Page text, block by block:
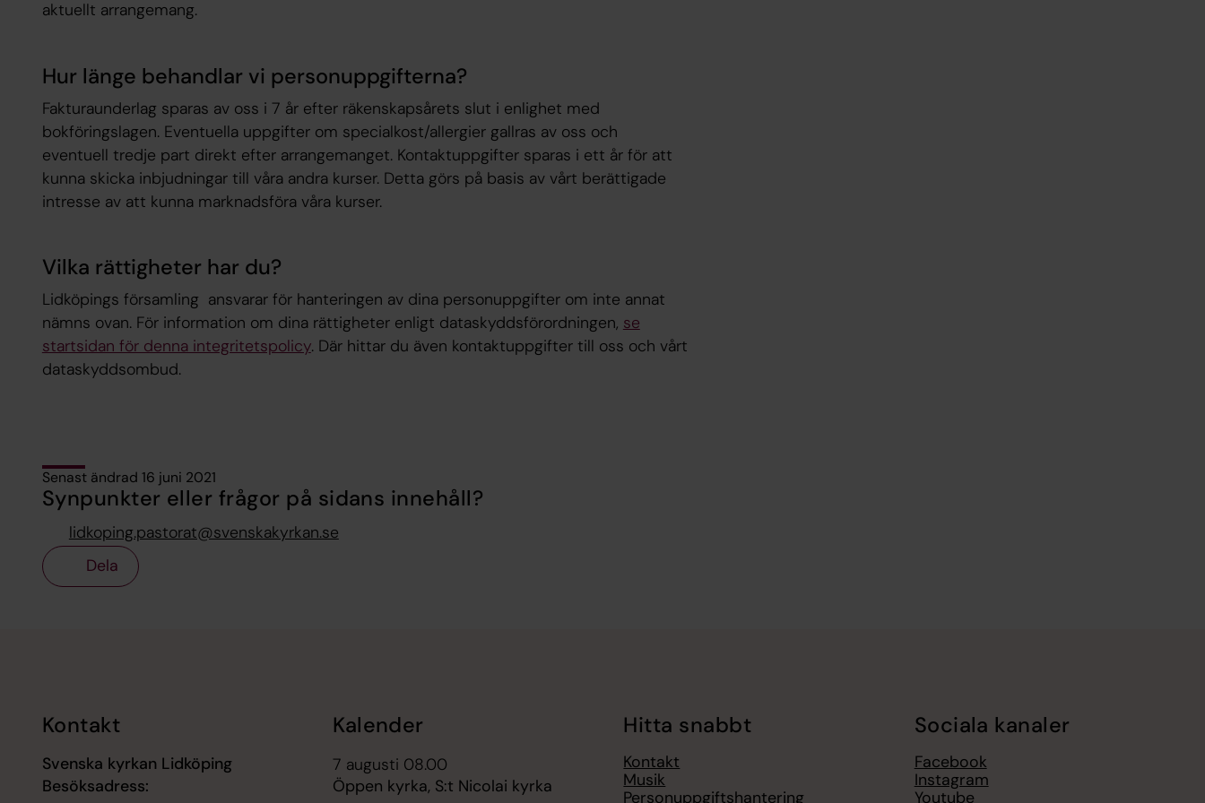
aktuellt arrangemang.
Hur länge behandlar vi personuppgifterna?
Fakturaunderlag sparas av oss i 7 år efter räkenskapsårets slut i enlighet med
bokföringslagen. Eventuella uppgifter om specialkost/allergier gallras av oss och
eventuell tredje part direkt efter arrangemanget. Kontaktuppgifter sparas i ett år för att
kunna skicka inbjudningar till våra andra kurser. Detta görs på basis av vårt berättigade
intresse av att kunna marknadsföra våra kurser.
Vilka rättigheter har du?
Lidköpings församling ansvarar för hanteringen av dina personuppgifter om inte annat
nämns ovan. För information om dina rättigheter enligt dataskyddsförordningen, se
startsidan för denna integritetspolicy. Där hittar du även kontaktuppgifter till oss och vårt
dataskyddsombud.
Senast ändrad 16 juni 2021
Synpunkter eller frågor på sidans innehåll?
lidkoping.pastorat@svenskakyrkan.se
Dela
Kontakt
Svenska kyrkan Lidköping
Besöksadress:
Kalender
7 augusti 08.00
Öppen kyrka, S:t Nicolai kyrka
Hitta snabbt
Kontakt
Musik
Personuppgiftshantering
Sociala kanaler
Facebook
Instagram
Youtube